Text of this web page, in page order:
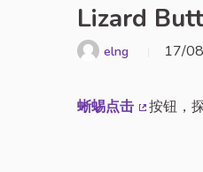
Lizard
elng 17/
蜥蜴点击
按钮，